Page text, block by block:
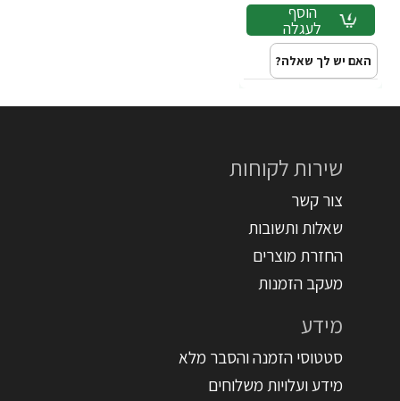
הוסף
לעגלה
האם יש לך שאלה?
שירות לקוחות
צור קשר
שאלות ותשובות
החזרת מוצרים
מעקב הזמנות
מידע
סטטוסי הזמנה והסבר מלא
מידע ועלויות משלוחים